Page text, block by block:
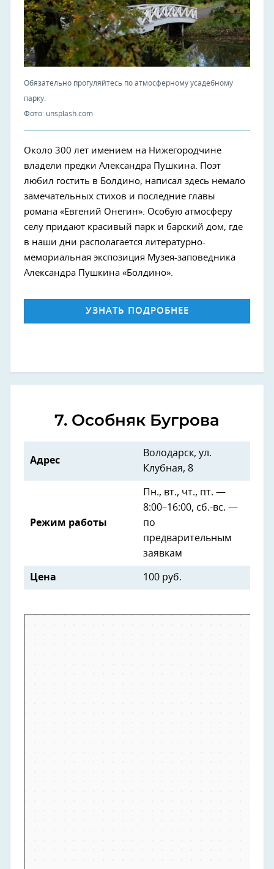
Обязательно прогуляйтесь по атмосферному усадебному
парку.
Фото: unsplash.com
Около 300 лет имением на Нижегородчине
владели предки Александра Пушкина. Поэт
любил гостить в Болдино, написал здесь немало
замечательных стихов и последние главы
романа «Евгений Онегин». Особую атмосферу
селу придают красивый парк и барский дом, где
в наши дни располагается литературно-
мемориальная экспозиция Музея-заповедника
Александра Пушкина «Болдино».
УЗНАТЬ ПОДРОБНЕЕ
7. Особняк Бугрова
Адрес
Володарск, ул.
Клубная, 8
Режим работы
Пн., вт., чт., пт. —
8:00–16:00, сб.-вс. —
по
предварительным
заявкам
Цена 100 руб.